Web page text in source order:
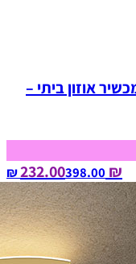
אוזון ביתי –
₪ 232.00
398.00‏ ₪